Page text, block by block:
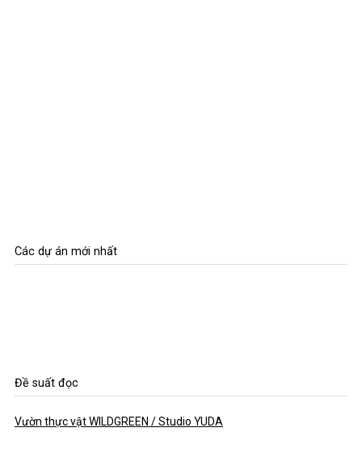
Các dự án mới nhất
Đề suất đọc
Vườn thực vật WILDGREEN / Studio YUDA